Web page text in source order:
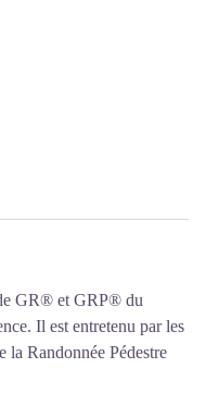
GR® et GRP® du
Il est entretenu par les
la Randonnée Pédestre